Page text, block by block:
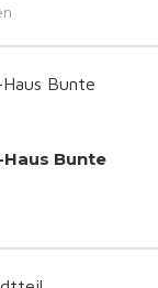
Bunte